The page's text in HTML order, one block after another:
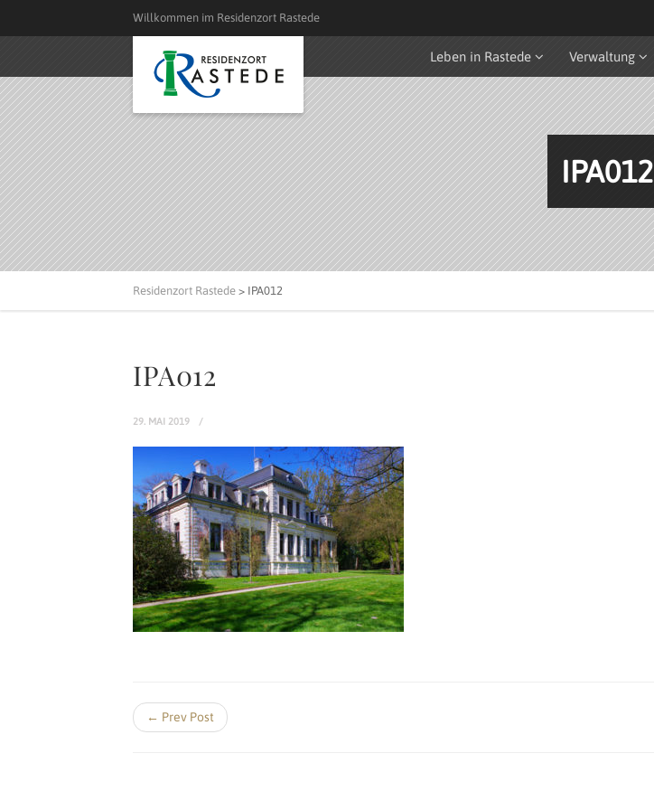
Willkommen im Residenzort Rastede
Leben in Rastede Verwaltung
IPA012
Residenzort Rastede > IPA012
IPA012
29. MAI 2019
← Prev Post